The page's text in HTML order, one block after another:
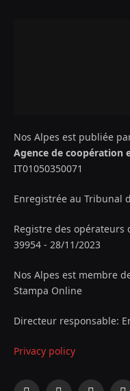
Nos Alpes est publiée
Agence de coopération
IT01050350071
Enregistrée au Tribunal
Registre des opérateurs
39954 - 28/11/2023
Nos Alpes est membre
Stampa Online
Directeur responsable:
Privacy policy